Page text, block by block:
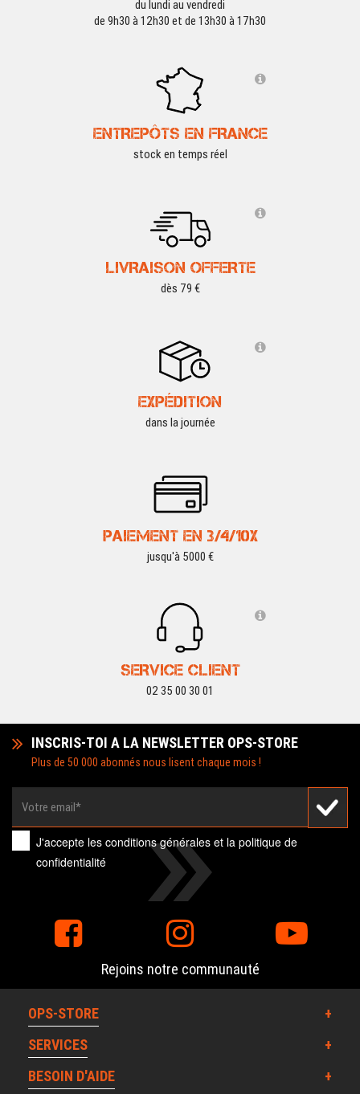
du lundi au vendredi
de 9h30 à 12h30 et de 13h30 à 17h30
ENTREPÔTS EN FRANCE
stock en temps réel
LIVRAISON OFFERTE
dès 79 €
EXPÉDITION
dans la journée
PAIEMENT EN 3/4/10X
jusqu'à 5000 €
SERVICE CLIENT
02 35 00 30 01
INSCRIS-TOI A LA NEWSLETTER OPS-STORE
Plus de 50 000 abonnés nous lisent chaque mois !
J'accepte lesconditions générales et lapolitique de
confidentialité
Rejoins notre communauté
OPS-STORE
SERVICES
BESOIN D'AIDE